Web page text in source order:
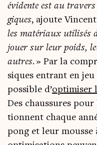
évi­dente est au
giques, ajoute
les maté­riaux uti­li­sés
jouer sur leur poids,
autres. » Par la
siques entrant en
pos­sible d’opti­mi­ser
Des chaus­sures
tionnent chaque
pong et leur mousse